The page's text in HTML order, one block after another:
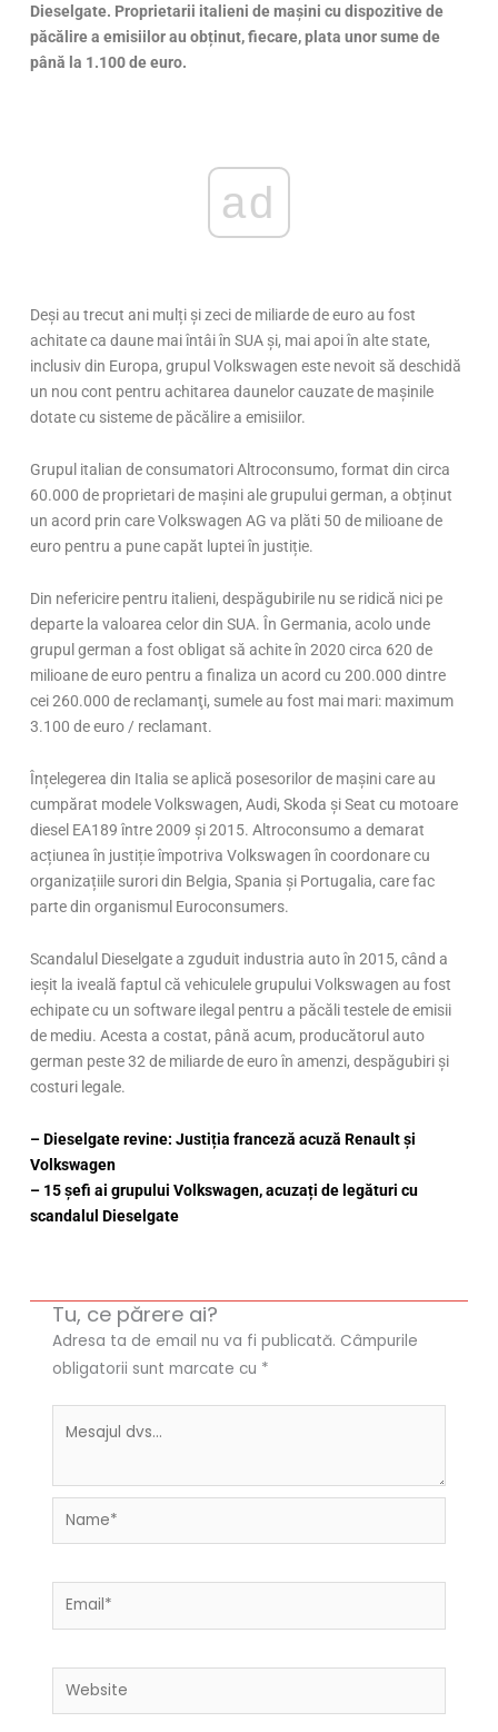
Dieselgate. Proprietarii italieni de mașini cu dispozitive de
păcălire a emisiilor au obținut, fiecare, plata unor sume de
până la 1.100 de euro.
ad
Deși au trecut ani mulți și zeci de miliarde de euro au fost
achitate ca daune mai întâi în SUA și, mai apoi în alte state,
inclusiv din Europa, grupul Volkswagen este nevoit să deschidă
un nou cont pentru achitarea daunelor cauzate de mașinile
dotate cu sisteme de păcălire a emisiilor.
Grupul italian de consumatori Altroconsumo, format din circa
60.000 de proprietari de mașini ale grupului german, a obținut
un acord prin care Volkswagen AG va plăti 50 de milioane de
euro pentru a pune capăt luptei în justiție.
Din nefericire pentru italieni, despăgubirile nu se ridică nici pe
departe la valoarea celor din SUA. În Germania, acolo unde
grupul german a fost obligat să achite în 2020 circa 620 de
milioane de euro pentru a finaliza un acord cu 200.000 dintre
cei 260.000 de reclamanţi, sumele au fost mai mari: maximum
3.100 de euro / reclamant.
Înțelegerea din Italia se aplică posesorilor de mașini care au
cumpărat modele Volkswagen, Audi, Skoda și Seat cu motoare
diesel EA189 între 2009 și 2015. Altroconsumo a demarat
acțiunea în justiție împotriva Volkswagen în coordonare cu
organizațiile surori din Belgia, Spania și Portugalia, care fac
parte din organismul Euroconsumers.
Scandalul Dieselgate a zguduit industria auto în 2015, când a
ieșit la iveală faptul că vehiculele grupului Volkswagen au fost
echipate cu un software ilegal pentru a păcăli testele de emisii
de mediu. Acesta a costat, până acum, producătorul auto
german peste 32 de miliarde de euro în amenzi, despăgubiri și
costuri legale.
– Dieselgate revine: Justiția franceză acuză Renault și
Volkswagen
– 15 șefi ai grupului Volkswagen, acuzați de legături cu
scandalul Dieselgate
Tu, ce părere ai?
Adresa ta de email nu va fi publicată. Câmpurile
obligatorii sunt marcate cu *
Name*
Email*
Website